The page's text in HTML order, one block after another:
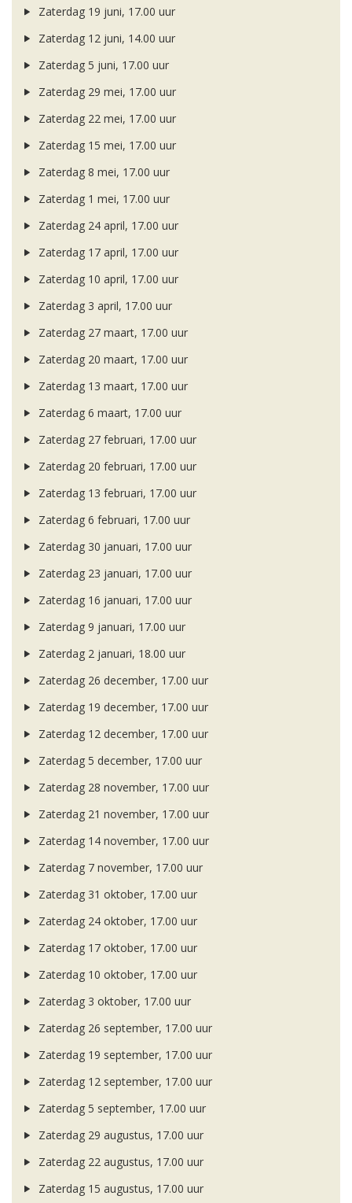
Zaterdag 19 juni, 17.00 uur
Zaterdag 12 juni, 14.00 uur
Zaterdag 5 juni, 17.00 uur
Zaterdag 29 mei, 17.00 uur
Zaterdag 22 mei, 17.00 uur
Zaterdag 15 mei, 17.00 uur
Zaterdag 8 mei, 17.00 uur
Zaterdag 1 mei, 17.00 uur
Zaterdag 24 april, 17.00 uur
Zaterdag 17 april, 17.00 uur
Zaterdag 10 april, 17.00 uur
Zaterdag 3 april, 17.00 uur
Zaterdag 27 maart, 17.00 uur
Zaterdag 20 maart, 17.00 uur
Zaterdag 13 maart, 17.00 uur
Zaterdag 6 maart, 17.00 uur
Zaterdag 27 februari, 17.00 uur
Zaterdag 20 februari, 17.00 uur
Zaterdag 13 februari, 17.00 uur
Zaterdag 6 februari, 17.00 uur
Zaterdag 30 januari, 17.00 uur
Zaterdag 23 januari, 17.00 uur
Zaterdag 16 januari, 17.00 uur
Zaterdag 9 januari, 17.00 uur
Zaterdag 2 januari, 18.00 uur
Zaterdag 26 december, 17.00 uur
Zaterdag 19 december, 17.00 uur
Zaterdag 12 december, 17.00 uur
Zaterdag 5 december, 17.00 uur
Zaterdag 28 november, 17.00 uur
Zaterdag 21 november, 17.00 uur
Zaterdag 14 november, 17.00 uur
Zaterdag 7 november, 17.00 uur
Zaterdag 31 oktober, 17.00 uur
Zaterdag 24 oktober, 17.00 uur
Zaterdag 17 oktober, 17.00 uur
Zaterdag 10 oktober, 17.00 uur
Zaterdag 3 oktober, 17.00 uur
Zaterdag 26 september, 17.00 uur
Zaterdag 19 september, 17.00 uur
Zaterdag 12 september, 17.00 uur
Zaterdag 5 september, 17.00 uur
Zaterdag 29 augustus, 17.00 uur
Zaterdag 22 augustus, 17.00 uur
Zaterdag 15 augustus, 17.00 uur